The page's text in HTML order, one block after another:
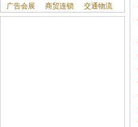
广告会展
商贸连锁 交通物流